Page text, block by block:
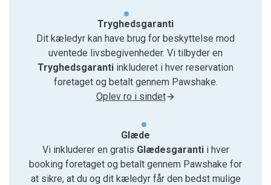
Tryghedsgaranti
Dit kæledyr kan have brug for beskyttelse mod
uventede livsbegivenheder. Vi tilbyder en
Tryghedsgaranti inkluderet i hver reservation
foretaget og betalt gennem Pawshake.
Oplev ro i sindet
Glæde
Vi inkluderer en gratis Glædesgarantii hver
booking foretaget og betalt gennem Pawshake for
at sikre, at du og dit kæledyr får den bedst mulige